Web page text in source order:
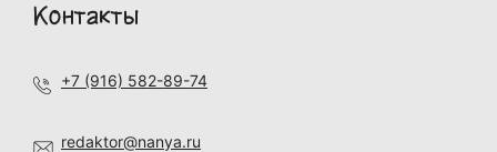
Контакты
+7 (916) 582-89-74
redaktor@nanya.ru